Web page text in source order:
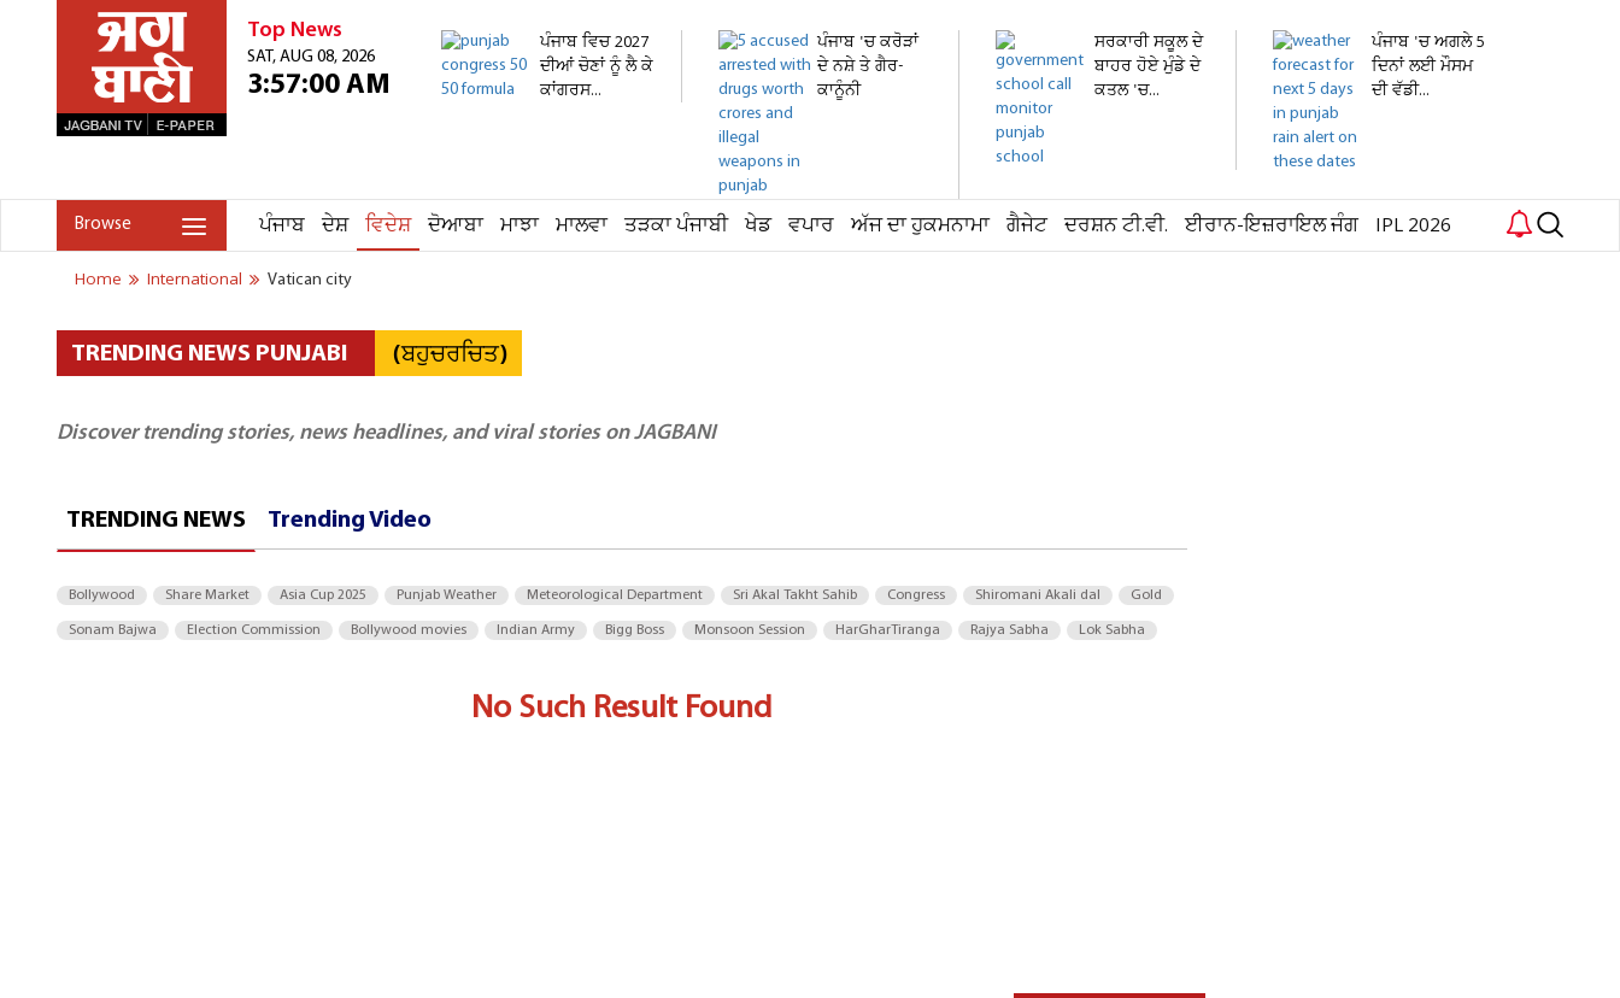
Top News
SAT, AUG 08, 2026
3:57:00 AM
ਪੰਜਾਬ ਵਿਚ 2027
ਦੀਆਂ ਚੋਣਾਂ ਨੂੰ ਲੈ ਕੇ
ਕਾਂਗਰਸ...
ਪੰਜਾਬ 'ਚ ਕਰੋੜਾਂ
ਦੇ ਨਸ਼ੇ ਤੇ ਗੈਰ-
ਕਾਨੂੰਨੀ
ਸਰਕਾਰੀ ਸਕੂਲ ਦੇ
ਬਾਹਰ ਹੋਏ ਮੁੰਡੇ ਦੇ
ਕਤਲ 'ਚ...
ਪੰਜਾਬ 'ਚ ਅਗਲੇ 5
ਦਿਨਾਂ ਲਈ ਮੌਸਮ
ਦੀ ਵੱਡੀ...
Browse ਪੰਜਾਬ ਦੇਸ਼ ਵਿਦੇਸ਼ ਦੋਆਬਾ ਮਾਝਾ ਮਾਲਵਾ ਤੜਕਾ ਪੰਜਾਬੀ ਖੇਡ ਵਪਾਰ ਅੱਜ ਦਾ ਹੁਕਮਨਾਮਾ ਗੈਜੇਟ ਦਰਸ਼ਨ ਟੀ.ਵੀ. ਈਰਾਨ-ਇਜ਼ਰਾਇਲ ਜੰਗ IPL 2026
Home International Vatican city
TRENDING NEWS PUNJABI (ਬਹੁਚਰਚਿਤ)
Discover trending stories, news headlines, and viral stories on JAGBANI
TRENDING NEWS Trending Video
Bollywood Share Market Asia Cup 2025 Punjab Weather Meteorological Department Sri Akal Takht Sahib Congress Shiromani Akali dal Gold
Sonam Bajwa Election Commission Bollywood movies Indian Army Bigg Boss Monsoon Session HarGharTiranga Rajya Sabha Lok Sabha
No Such Result Found